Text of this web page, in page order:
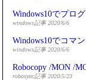
Windows10でプロ
windows記事 2020/6/6
Windows10でコマ
windows記事 2020/6/6
Robocopy /MON /
robosync記事 2020/5/23